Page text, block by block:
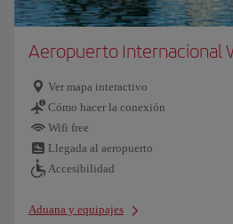
Aeropuerto Internacional
Ver mapa interactivo
Cómo hacer la conexión
Wifi free
Llegada al aeropuerto
Accesibilidad
Aduana y equipajes